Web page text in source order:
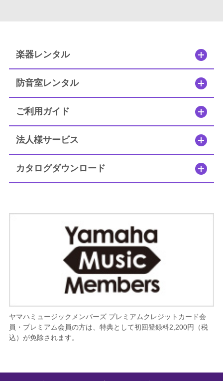
楽器レンタル
防音室レンタル
ご利用ガイド
法人様サービス
カタログダウンロード
ヤマハミュージックメンバーズ プレミアムクレジットカード会
員・プレミアム会員の方は、特典として初回登録料2,200円（税
込）が免除されます。